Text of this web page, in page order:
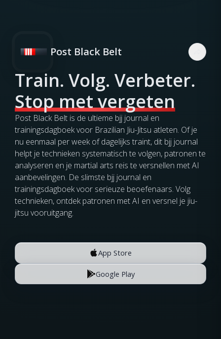
Post Black Belt
Train. Volg. Verbeter.
Stop met vergeten
Post Black Belt is de ultieme bjj journal en
trainingsdagboek voor Brazilian Jiu-Jitsu atleten. Of je
nu eenmaal per week of dagelijks traint, dit bjj journal
helpt je technieken systematisch te volgen, patronen te
analyseren en je martial arts reis te versnellen met AI
aanbevelingen. De slimste bjj journal en
trainingsdagboek voor serieuze beoefenaars. Volg
technieken, ontdek patronen met AI en versnel je jiu-
jitsu vooruitgang.
App Store
Google Play